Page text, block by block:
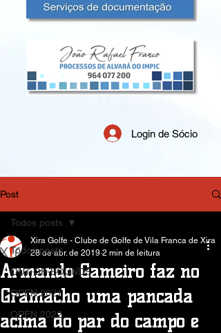
Login de Sócio
Post
Todos posts
OUT-OF-BOUNDS
OPEN 2021
OPEN 2022
Todos posts
Armando Gameiro faz no
Gramacho uma pancada
acima do par do campo e
Xira Golfe - Clube de Golfe de Vila Franca de Xira
28 de abr. de 2019 2 min de leitura